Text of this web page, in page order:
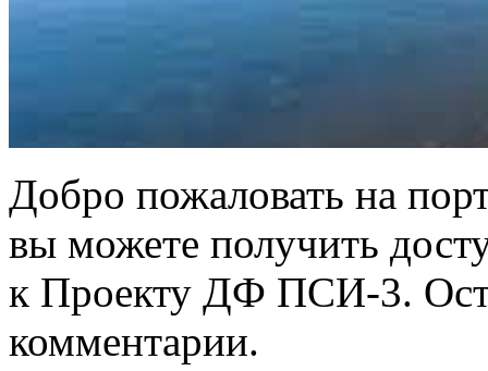
Добро пожаловать на
вы можете получить
к Проекту ДФ ПСИ-3.
комментарии.